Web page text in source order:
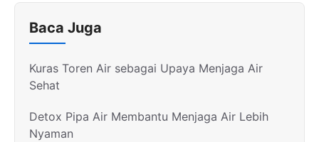
Baca Juga
Kuras Toren Air sebagai Upaya Menjaga Air
Sehat
Detox Pipa Air Membantu Menjaga Air Lebih
Nyaman